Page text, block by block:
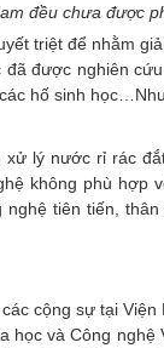
đều chưa được
triệt để nhằm
được nghiên
hố sinh
lý nước rỉ rác
không phù
tiên tiến,
cộng sự tại
học và Công